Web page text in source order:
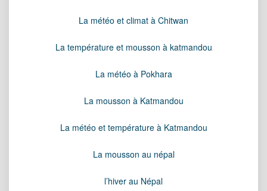
La météo et climat à Chitwan
La température et mousson à katmandou
La météo à Pokhara
La mousson à Katmandou
La météo et température à Katmandou
La mousson au népal
l’hiver au Népal